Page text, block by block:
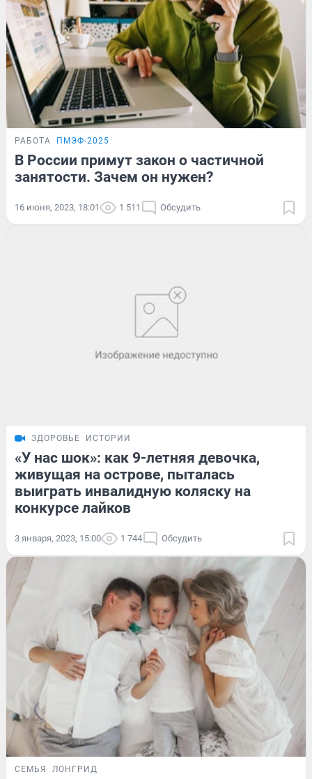
РАБОТА ПМЭФ-2025
В России примут закон о частичной
занятости. Зачем он нужен?
16 июня, 2023, 18:01 1 511 Обсудить
ЗДОРОВЬЕ ИСТОРИИ
«У нас шок»: как 9-летняя девочка,
живущая на острове, пыталась
выиграть инвалидную коляску на
конкурсе лайков
3 января, 2023, 15:00 1 744 Обсудить
СЕМЬЯ ЛОНГРИД